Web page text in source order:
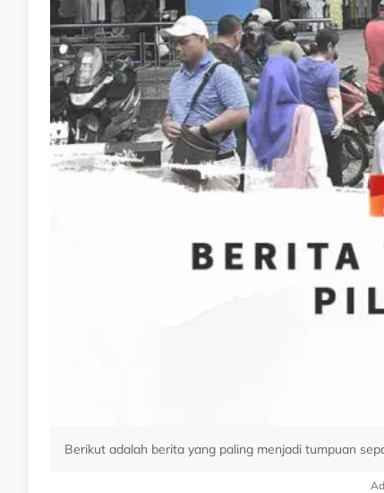
Berikut adalah berita yang paling menjadi tumpuan